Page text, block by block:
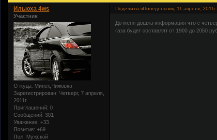
ПоделитьсяПонедельник, 11 апреля,
Ильюха 4ws
Участник
Откуда: Минск,Чижовка
Зарегистрирован: Четверг, 7 апреля,
2011г.
Приглашений: 0
Сообщений: 301
Уважение: +33
Позитив: +69
Пол: Мужской
До меня дошла информация что с
газа будет составлят от 1900 до 2050